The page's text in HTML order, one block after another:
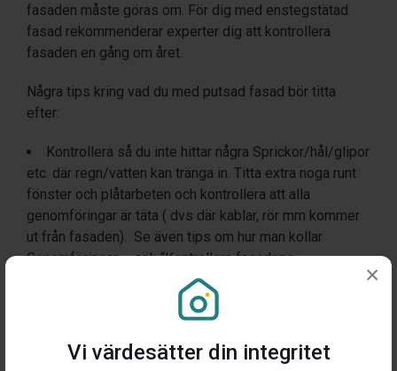
Vi värdesätter din integritet
×
fasaden måste göras om. För dig med enstegstätad
fasad rekommenderar experter dig att kontrollera
fasaden en gång om året.
Några tips kring vad du med putsad fasad bör titta
efter:
Kontrollera så du inte hittar några Sprickor/hål/glipor
etc. där regn/vatten kan tränga in. Titta extra noga runt
fönster och plåtarbeten och kontrollera att alla
genomföringar är täta ( dvs där kablar, rör mm kommer
ut från fasaden). Se även tips om hur man kollar
Genomföringar – sök “Kontrollera fasadens
genomföringar och infästningar” i Att göra biblioteket.
Ser du några missfärgningar eller fuktfläckar kan det
indikera på att det är fuktskada bakom ytskiktet.
ar du fått några inneboende? Dvs djur som hittat
bra bostad?